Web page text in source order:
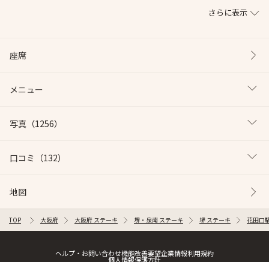
さらに表示
座席
メニュー
写真 （1256）
口コミ （132）
地図
TOP 大阪府 大阪府 ステーキ 堺・泉南 ステーキ 堺 ステーキ 花田口
ヘルプ・お問い合わせ機能改善要望企業情報利用規約
個人情報保護方針